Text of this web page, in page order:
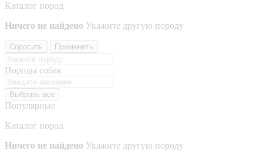
Каталог пород
Ничего не найдено Укажите другую породу
Сбросить Применить
Породы собак
Выбрать все
Популярные
Каталог пород
Ничего не найдено Укажите другую породу